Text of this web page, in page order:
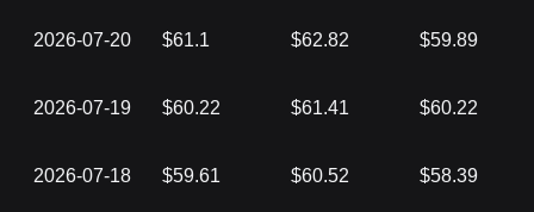
2026-07-20 $61.1 $62.82 $59.89
2026-07-19 $60.22 $61.41 $60.22
2026-07-18 $59.61 $60.52 $58.39